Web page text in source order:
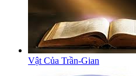
Vật Của Trần-Gian